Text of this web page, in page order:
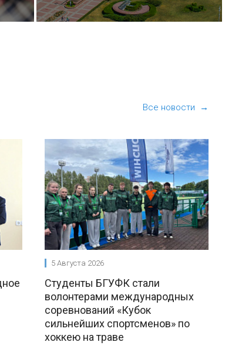
Все новости →
5 Августа 2026
Студенты БГУФК стали
волонтерами международных
соревнований «Кубок
сильнейших спортсменов» по
хоккею на траве